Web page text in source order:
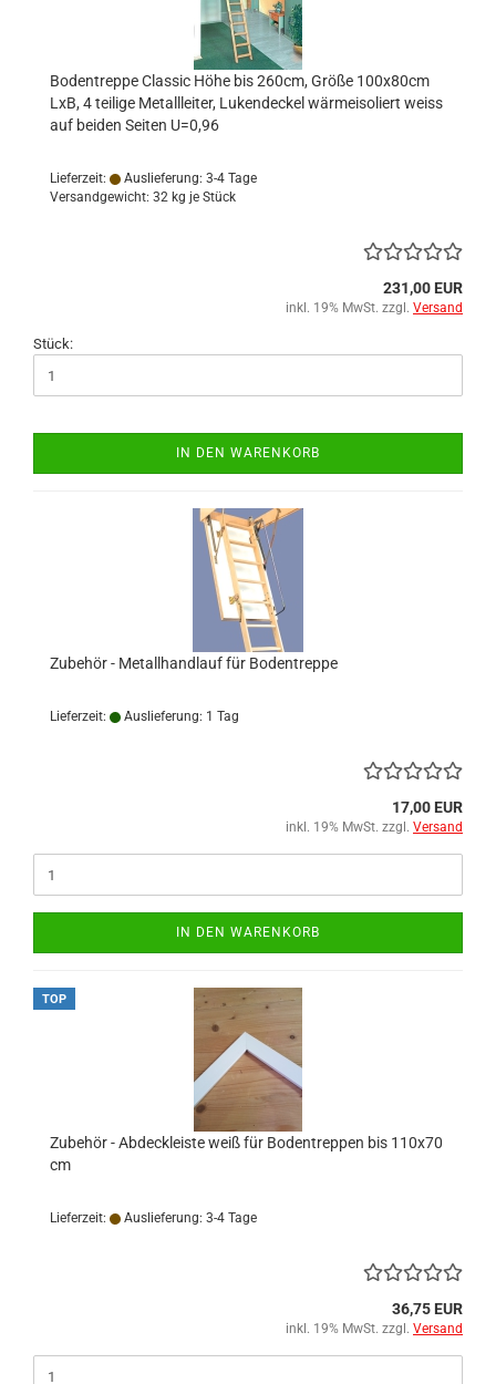
Bodentreppe Classic Höhe bis 260cm, Größe 100x80cm
LxB, 4 teilige Metallleiter, Lukendeckel wärmeisoliert weiss
auf beiden Seiten U=0,96
Lieferzeit:
Auslieferung: 3-4 Tage
Versandgewicht: 32 kg je Stück
231,00 EUR
inkl. 19% MwSt. zzgl. Versand
Stück:
IN DEN WARENKORB
Zubehör - Metallhandlauf für Bodentreppe
Lieferzeit: Auslieferung: 1 Tag
17,00 EUR
inkl. 19% MwSt. zzgl. Versand
IN DEN WARENKORB
TOP
Zubehör - Abdeckleiste weiß für Bodentreppen bis 110x70
cm
Lieferzeit: Auslieferung: 3-4 Tage
36,75 EUR
inkl. 19% MwSt. zzgl. Versand